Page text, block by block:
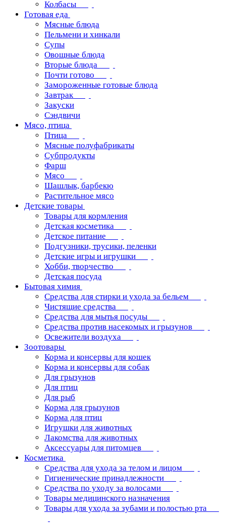
Колбасы
Готовая еда
Мясные блюда
Пельмени и хинкали
Супы
Овощные блюда
Вторые блюда
Почти готово
Замороженные готовые блюда
Завтрак
Закуски
Сэндвичи
Мясо, птица
Птица
Мясные полуфабрикаты
Субпродукты
Фарш
Мясо
Шашлык, барбекю
Растительное мясо
Детские товары
Товары для кормления
Детская косметика
Детское питание
Подгузники, трусики, пеленки
Детские игры и игрушки
Хобби, творчество
Детская посуда
Бытовая химия
Средства для стирки и ухода за бельем
Чистящие средства
Средства для мытья посуды
Средства против насекомых и грызунов
Освежители воздуха
Зоотовары
Корма и консервы для кошек
Корма и консервы для собак
Для грызунов
Для птиц
Для рыб
Корма для грызунов
Корма для птиц
Игрушки для животных
Лакомства для животных
Аксессуары для питомцев
Косметика
Средства для ухода за телом и лицом
Гигиенические принадлежности
Средства по уходу за волосами
Товары медицинского назначения
Товары для ухода за зубами и полостью рта